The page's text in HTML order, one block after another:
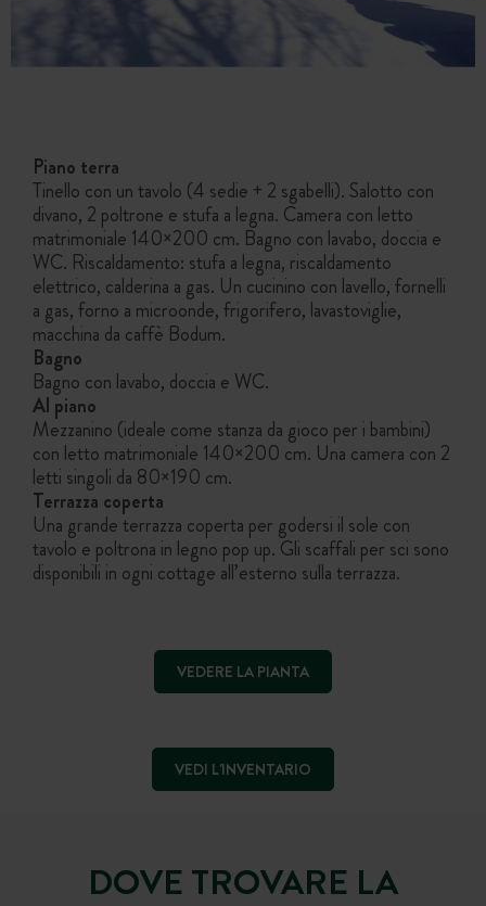
Piano terra
Tinello con un tavolo (4 sedie + 2 sgabelli). Salotto con
divano, 2 poltrone e stufa a legna. Camera con letto
matrimoniale 140×200 cm. Bagno con lavabo, doccia e
WC. Riscaldamento: stufa a legna, riscaldamento
elettrico, calderina a gas. Un cucinino con lavello, fornelli
a gas, forno a microonde, frigorifero, lavastoviglie,
macchina da caffè Bodum.
Bagno
Bagno con lavabo, doccia e WC.
Al piano
Mezzanino (ideale come stanza da gioco per i bambini)
con letto matrimoniale 140×200 cm. Una camera con 2
letti singoli da 80×190 cm.
Terrazza coperta
Una grande terrazza coperta per godersi il sole con
tavolo e poltrona in legno pop up. Gli scaffali per sci sono
disponibili in ogni cottage all’esterno sulla terrazza.
VEDERE LA PIANTA
VEDI L'INVENTARIO
DOVE TROVARE LA